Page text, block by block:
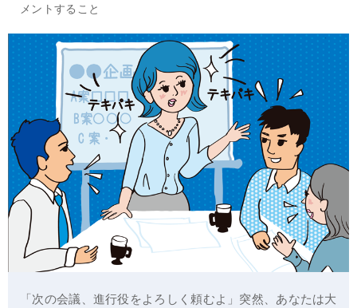
メントすること
「次の会議、進行役をよろしく頼むよ」突然、あなたは大